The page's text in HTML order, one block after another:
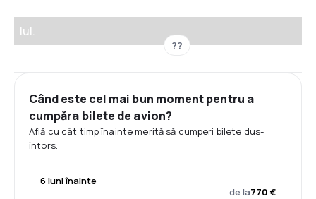
Iul.
??
Când este cel mai bun moment pentru a
cumpăra bilete de avion?
Află cu cât timp înainte merită să cumperi bilete dus-
întors.
6 luni înainte
de la770 €